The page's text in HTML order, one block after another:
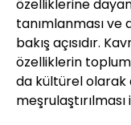
özelliklerine
tanımlanması
bakış açısıdır.
özelliklerin
da kültürel olarak